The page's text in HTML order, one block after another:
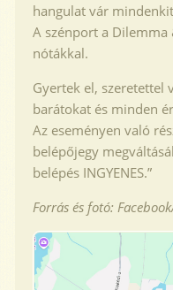
hangulat vár
A szénport a Dilemma
nótákkal.
Gyertek el, szeretettel
barátokat és minden
Az eseményen való
belépőjegy
belépés INGYENES.”
Forrás és fotó: